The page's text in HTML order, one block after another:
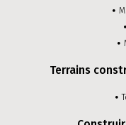
Terrains